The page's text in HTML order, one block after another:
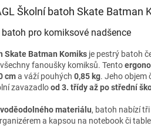
Školní batoh Skate Batman
pro komiksové nadšence
Skate Batman Komiks je pestrý batoh
fanoušky komiksů. Tento
cma váží pouhých 0,85 kg. Jeho objem
zavazadlood 3. třídy až po střední
materiálu, batoh nabízí
a kapsou na notebook či